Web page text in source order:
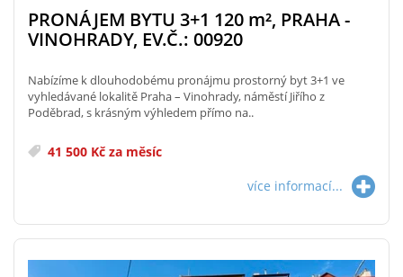
PRONÁJEM BYTU 3+1 120 m², PRAHA -
VINOHRADY, EV.Č.: 00920
Nabízíme k dlouhodobému pronájmu prostorný byt 3+1 ve
vyhledávané lokalitě Praha – Vinohrady, náměstí Jiřího z
Poděbrad, s krásným výhledem přímo na..
41 500 Kč za měsíc
více informací...